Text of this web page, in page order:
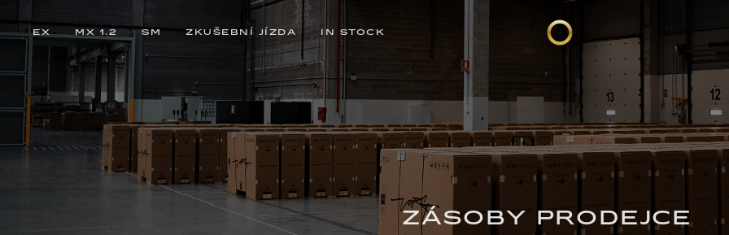
EX MX 1.2 SM ZKUŠEBNÍ JÍZDA IN STOCK
ZÁSOBY PRODEJCE